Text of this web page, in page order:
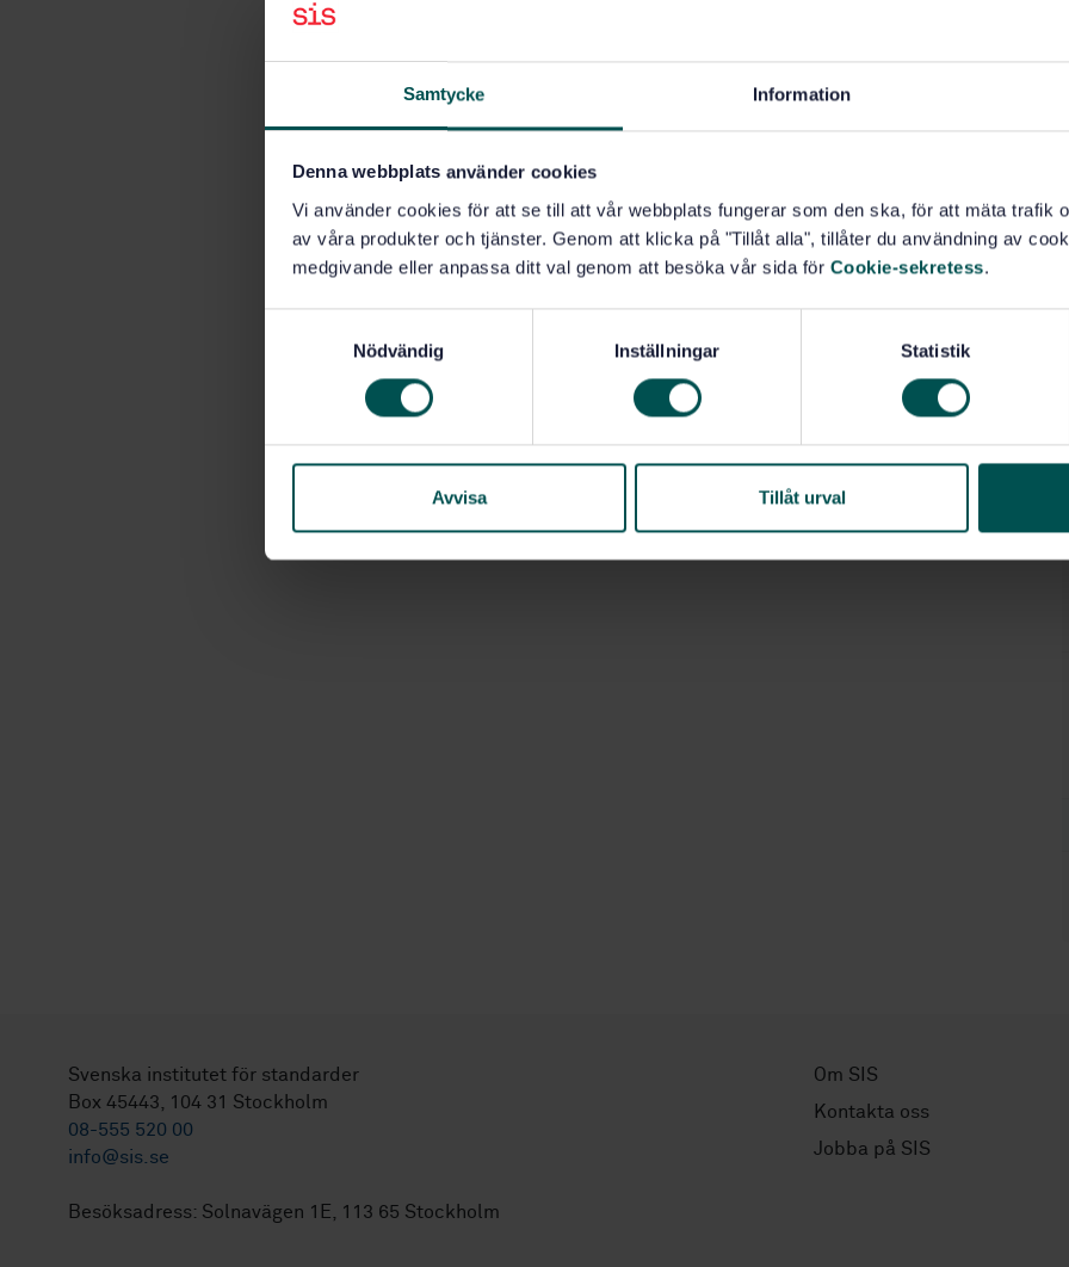
Samtycke Information
Denna webbplats använder cookies
Vi använder cookies för att se till att vår webbplats fungerar som den ska, för att mäta trafik
av våra produkter och tjänster. Genom att klicka på "Tillåt alla", tillåter du användning av
medgivande eller anpassa ditt val genom att besöka vår sida för Cookie-sekretess.
s
Nödvändig Inställningar Statistik
Avvisa Tillåt urval
Svenska institutet för standarder
Box 45443, 104 31 Stockholm
08-555 520 00
info@sis.se
Besöksadress: Solnavägen 1E, 113 65 Stockholm
Om SIS
Kontakta oss
Jobba på SIS